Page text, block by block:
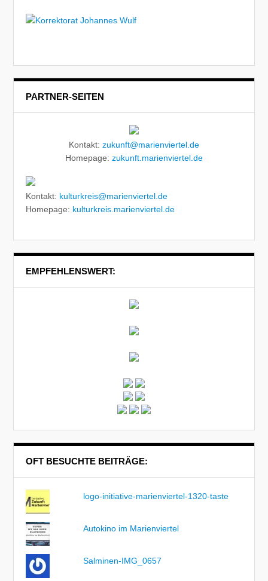
PARTNER-SEITEN
Kontakt: zukunft@marienviertel.de
Homepage: zukunft.marienviertel.de
Kontakt: kulturkreis@marienviertel.de
Homepage: kulturkreis.marienviertel.de
EMPFEHLENSWERT:
OFT BESUCHTE BEITRÄGE:
logo-initiative-marienviertel-1320-taste
Autokino im Marienviertel
Salminen-IMG_0657